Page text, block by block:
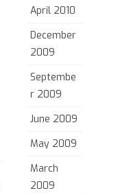
April 2010
December
2009
Septembe
r 2009
June 2009
May 2009
March
2009